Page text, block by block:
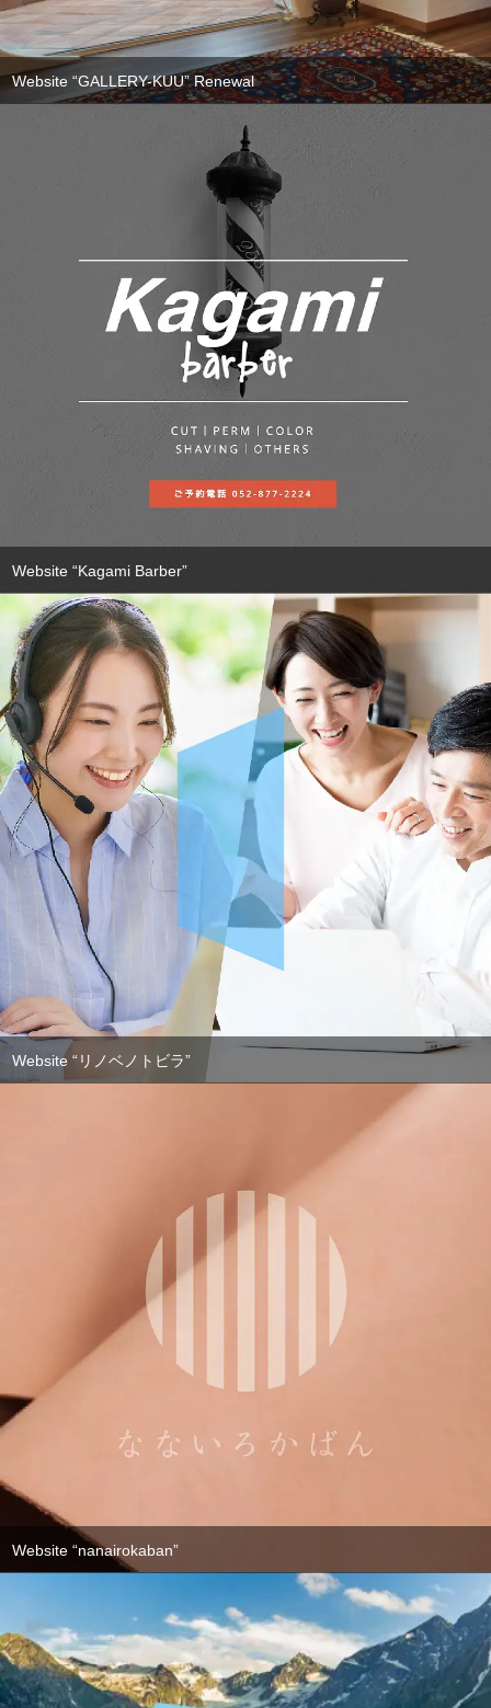
Website “GALLERY-KUU” Renewal
Website “Kagami Barber”
Website “リノベノトビラ”
Website “nanairokaban”